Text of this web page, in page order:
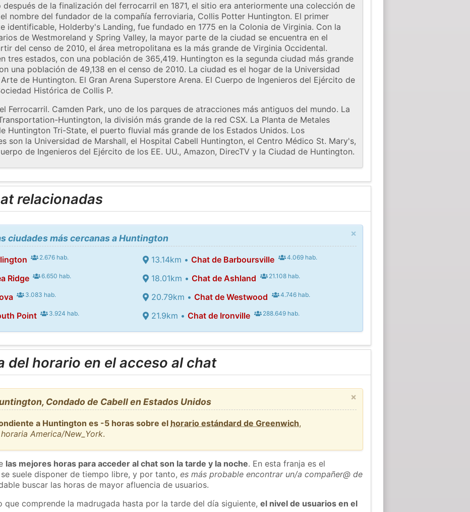
de la finalización del ferrocarril en 1871, el sitio era anteriormente una colección de
nombre del fundador de la compañía ferroviaria, Collis Potter Huntington. El primer
identificable, Holderby's Landing, fue fundado en 1775 en la Colonia de Virginia. Con la
de Westmoreland y Spring Valley, la mayor parte de la ciudad se encuentra en el
del censo de 2010, el área metropolitana es la más grande de Virginia Occidental.
tres estados, con una población de 365,419. Huntington es la segunda ciudad más grande
una población de 49,138 en el censo de 2010. La ciudad es el hogar de la Universidad
de Huntington. El Gran Arena Superstore Arena. El Cuerpo de Ingenieros del Ejército de
Histórica de Collis P.
Ferrocarril. Camden Park, uno de los parques de atracciones más antiguos del mundo. La
Huntington, la división más grande de la red CSX. La Planta de Metales
Huntington Tri-State, el puerto fluvial más grande de los Estados Unidos. Los
son la Universidad de Marshall, el Hospital Cabell Huntington, el Centro Médico St. Mary's,
de Ingenieros del Ejército de los EE. UU., Amazon, DirecTV y la Ciudad de Huntington.
relacionadas
×
ciudades más cercanas a Huntington
2.676 hab.
Ridge 6.650 hab.
3.083 hab.
Point 3.924 hab.
13.14km •Chat de Barboursville 4.069 hab.
18.01km •Chat de Ashland 21.108 hab.
20.79km •Chat de Westwood 4.746 hab.
21.9km •Chat de Ironville 288.649 hab.
del horario en el acceso al chat
×
Condado de Cabell en Estados Unidos
a Huntington es -5 horas sobre el horario estándard de Greenwich,
America/New_York.
las mejores horas para acceder al chat son la tarde y la noche. En esta franja es el
suele disponer de tiempo libre, y por tanto,es más probable encontrar un/a compañer@ de
buscar las horas de mayor afluencia de usuarios.
que comprende la madrugada hasta por la tarde del día siguiente,el nivel de usuarios en el